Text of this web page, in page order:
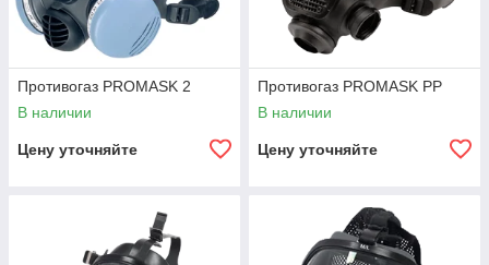
Противогаз PROMASK 2
В наличии
Цену уточняйте
Противогаз PROMASK PP
В наличии
Цену уточняйте